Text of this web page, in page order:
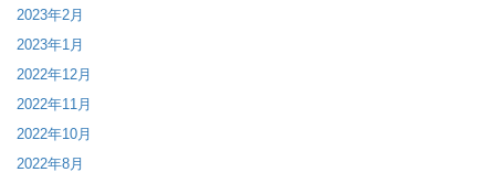
2023年2月
2023年1月
2022年12月
2022年11月
2022年10月
2022年8月